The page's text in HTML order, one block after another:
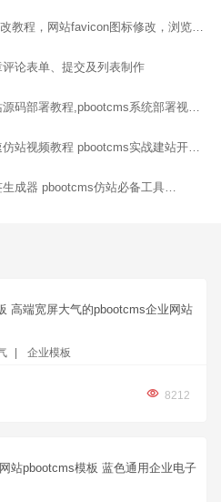
教程，网站favicon图标修改，浏览器
论表单、提交及列表制作
码部署教程,pbootcms系统部署视频
pbootcms实战建站开发
仿站必备工具
高端宽屏大气的pbootcms企业网站
企业模板
8212
站pbootcms模板 蓝色通用企业电子